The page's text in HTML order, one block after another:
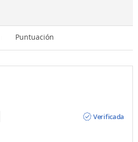
Puntuación
Verificada